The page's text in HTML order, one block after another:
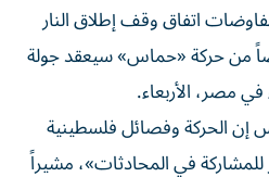
اتفاق وقف إطلاق النار
من حركة «حماس» سيعقد جولة
مصر، الأربعاء.
الحركة وفصائل فلسطينية
في المحادثات»، مشيراً